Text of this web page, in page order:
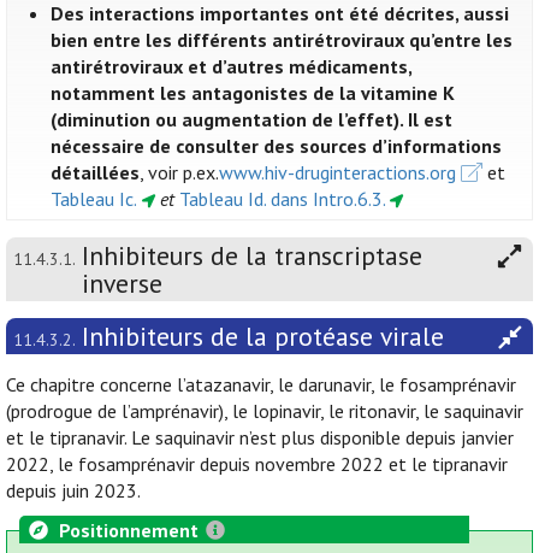
Des interactions importantes ont été décrites, aussi
bien entre les différents antirétroviraux qu’entre les
antirétroviraux et d’autres médicaments,
notamment les antagonistes de la vitamine K
(diminution ou augmentation de l’effet). Il est
nécessaire de consulter des sources d’informations
détaillées, voir p.ex.www.hiv-druginteractions.org
et
Tableau Ic.
et Tableau Id. dans Intro.6.3.
11.4.3.1. Inhibiteurs de la transcriptase
inverse
11.4.3.2. Inhibiteurs de la protéase virale
Ce chapitre concerne l’atazanavir, le darunavir, le fosamprénavir
(prodrogue de l’amprénavir), le lopinavir, le ritonavir, le saquinavir
et le tipranavir. Le saquinavir n’est plus disponible depuis janvier
2022, le fosamprénavir depuis novembre 2022 et le tipranavir
depuis juin 2023.
Positionnement